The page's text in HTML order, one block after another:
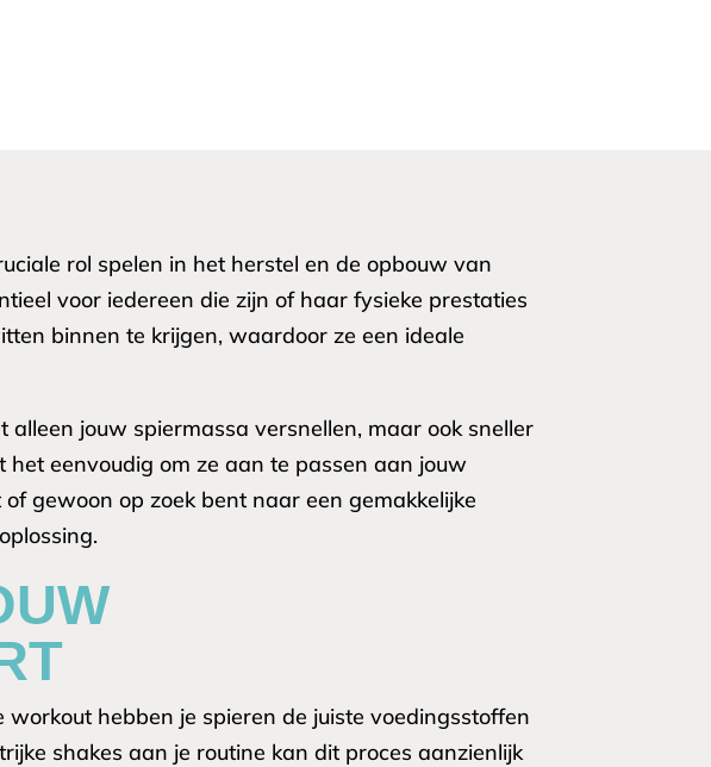
rol spelen in het herstel en de opbouw van
voor iedereen die zijn of haar fysieke prestaties
binnen te krijgen, waardoor ze een ideale
jouw spiermassa versnellen, maar ook sneller
eenvoudig om ze aan te passen aan jouw
gewoon op zoek bent naar een gemakkelijke
hebben je spieren de juiste voedingsstoffen
shakes aan je routine kan dit proces aanzienlijk